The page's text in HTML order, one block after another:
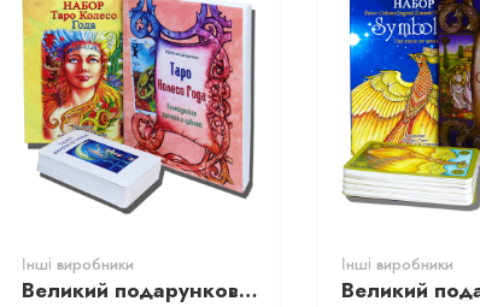
Інші виробники
Великий подарунковий набір - Карти ТАРО Колесо Року
Інші виробники